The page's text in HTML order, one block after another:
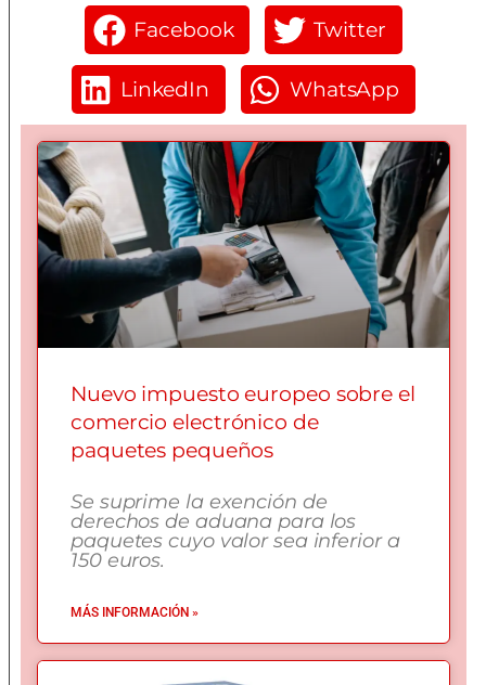
Facebook Twitter
LinkedIn WhatsApp
Nuevo impuesto europeo sobre el
comercio electrónico de
paquetes pequeños
Se suprime la exención de
derechos de aduana para los
paquetes cuyo valor sea inferior a
150 euros.
MÁS INFORMACIÓN »